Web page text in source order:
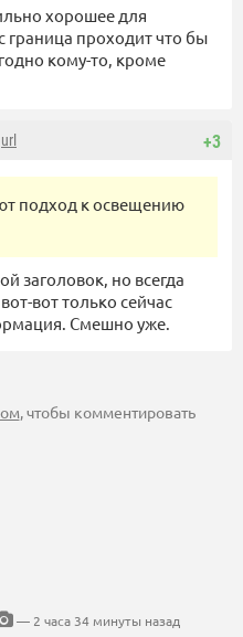
хорошее для
граница проходит что бы
кому-то, кроме
+3
url
подход к освещению
заголовок, но всегда
вот только сейчас
Смешно уже.
, чтобы комментировать
— 2 часа 34 минуты назад